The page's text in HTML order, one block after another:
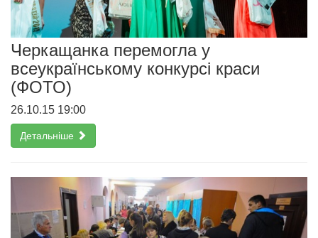
Черкащанка перемогла у
всеукраїнському конкурсі краси
(ФОТО)
26.10.15 19:00
Детальніше